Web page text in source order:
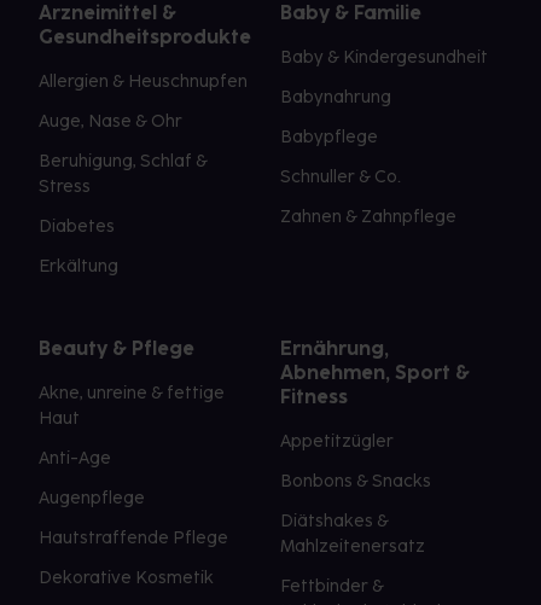
Arzneimittel &
Gesundheitsprodukte
Allergien & Heuschnupfen
Auge, Nase & Ohr
Beruhigung, Schlaf &
Stress
Diabetes
Erkältung
Baby & Familie
Baby & Kindergesundheit
Babynahrung
Babypflege
Schnuller & Co.
Zahnen & Zahnpflege
Beauty & Pflege
Akne, unreine & fettige
Haut
Anti-Age
Augenpflege
Hautstraffende Pflege
Dekorative Kosmetik
Ernährung,
Abnehmen, Sport &
Fitness
Appetitzügler
Bonbons & Snacks
Diätshakes &
Mahlzeitenersatz
Fettbinder &